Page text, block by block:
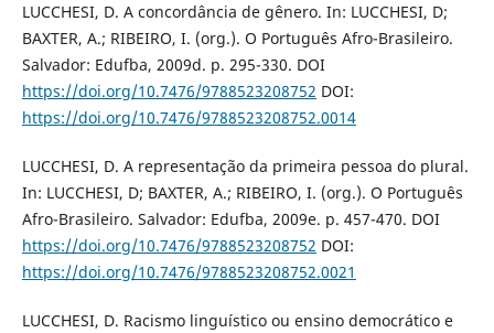
LUCCHESI, D. A concordância de gênero. In: LUCCHESI, D;
BAXTER, A.; RIBEIRO, I. (org.). O Português Afro-Brasileiro.
Salvador: Edufba, 2009d. p. 295-330. DOI
https://doi.org/10.7476/9788523208752 DOI:
https://doi.org/10.7476/9788523208752.0014
LUCCHESI, D. A representação da primeira pessoa do plural.
In: LUCCHESI, D; BAXTER, A.; RIBEIRO, I. (org.). O Português
Afro-Brasileiro. Salvador: Edufba, 2009e. p. 457-470. DOI
https://doi.org/10.7476/9788523208752 DOI:
https://doi.org/10.7476/9788523208752.0021
LUCCHESI, D. Racismo linguístico ou ensino democrático e